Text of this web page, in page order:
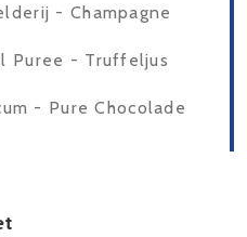
- Champagne
Puree - Truffeljus
- Pure Chocolade